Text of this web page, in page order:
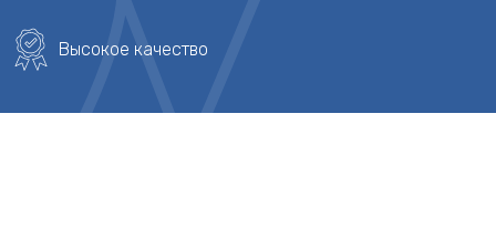
Высокое качество